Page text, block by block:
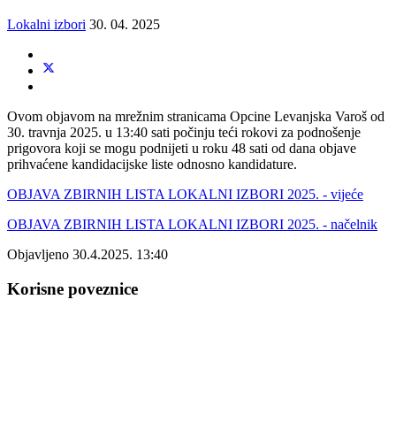
Lokalni izbori 30. 04. 2025
Ovom objavom na mrežnim stranicama Opcine Levanjska Varoš od
30. travnja 2025. u 13:40 sati počinju teći rokovi za podnošenje
prigovora koji se mogu podnijeti u roku 48 sati od dana objave
prihvaćene kandidacijske liste odnosno kandidature.
OBJAVA ZBIRNIH LISTA LOKALNI IZBORI 2025. - vijeće
OBJAVA ZBIRNIH LISTA LOKALNI IZBORI 2025. - načelnik
Objavljeno 30.4.2025. 13:40
Korisne poveznice